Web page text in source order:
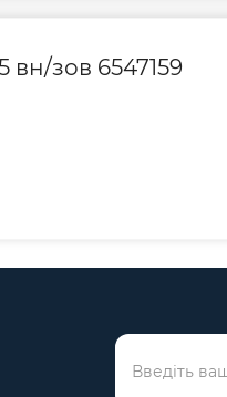
вн/зов 6547159